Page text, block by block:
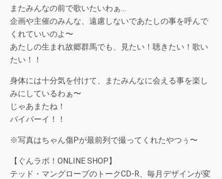
またみんなの前で歌いたいわぁ…
企画や主催のみんな、遠慮しないであたしの事を呼んで
くれていいのよ〜
あたしの生まれ故郷群馬でも、見たい！聴きたい！歌い
たい！！
身体には十分気を付けて、またみんなに会える事を楽し
みにしているわぁ〜
じゃあまたね！
バイバーイ！！
※写真はちゃん傷Pが最前列で撮ってくれたやつぅ〜
【ぐんラボ！ONLINE SHOP】
テッド・マングローブのトークCD-R、毎月デザインが変